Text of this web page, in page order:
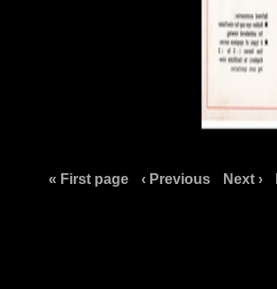
« First page ‹ Previous Next ›